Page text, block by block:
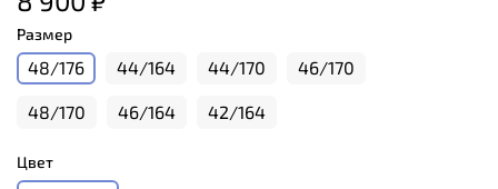
Размер
48/176 44/164 44/170 46/170
48/170 46/164 42/164
Цвет